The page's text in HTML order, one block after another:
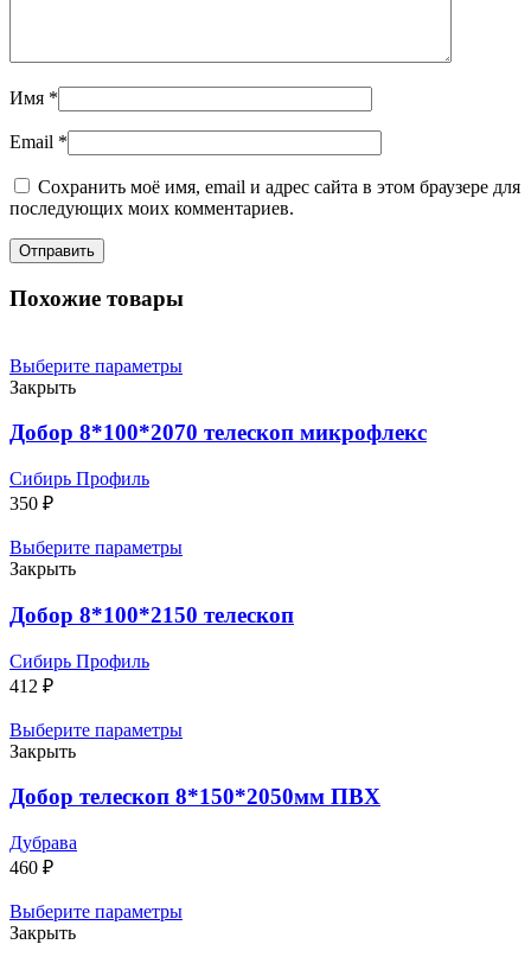
Имя *
Email *
Сохранить моё имя, email и адрес сайта в этом браузере для
последующих моих комментариев.
Похожие товары
Выберите параметры
Закрыть
Добор 8*100*2070 телескоп микрофлекс
Сибирь Профиль
350 ₽
Выберите параметры
Закрыть
Добор 8*100*2150 телескоп
Сибирь Профиль
412 ₽
Выберите параметры
Закрыть
Добор телескоп 8*150*2050мм ПВХ
Дубрава
460 ₽
Выберите параметры
Закрыть